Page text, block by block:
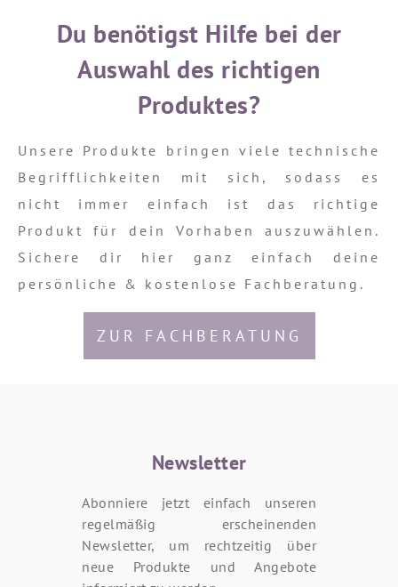
Du benötigst Hilfe bei der
Auswahl des richtigen
Produktes?
Unsere Produkte bringen viele technische
Begrifflichkeiten mit sich, sodass es
nicht immer einfach ist das richtige
Produkt für dein Vorhaben auszuwählen.
Sichere dir hier ganz einfach deine
persönliche & kostenlose Fachberatung.
ZUR FACHBERATUNG
Newsletter
Abonniere jetzt einfach unseren
regelmäßig erscheinenden
Newsletter, um rechtzeitig über
neue Produkte und Angebote